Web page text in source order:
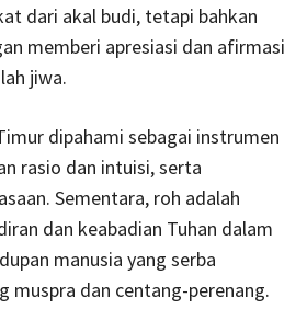
dari akal budi, tetapi bahkan
memberi apresiasi dan afirmasi
jiwa.
dipahami sebagai instrumen
rasio dan intuisi, serta
Sementara, roh adalah
dan keabadian Tuhan dalam
manusia yang serba
muspra dan centang-perenang.